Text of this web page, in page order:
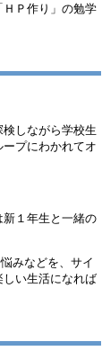
Ｐ作り」の勉学
しながら学校生
プにわかれてオ
１年生と一緒の
みなどを、サイ
い生活になれば